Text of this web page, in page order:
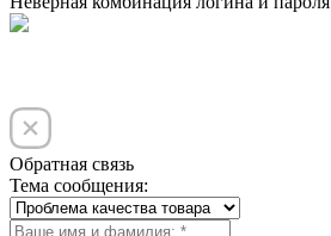
Обратная связь
Тема сообщения: